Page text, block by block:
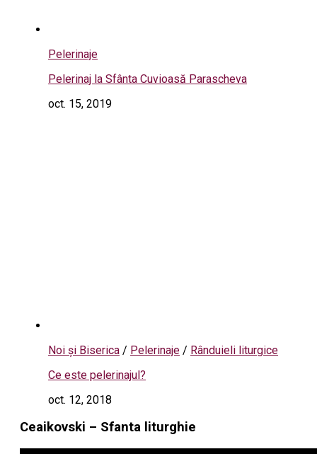
Pelerinaje
Pelerinaj la Sfânta Cuvioasă Parascheva
oct. 15, 2019
Noi și Biserica / Pelerinaje / Rânduieli liturgice
Ce este pelerinajul?
oct. 12, 2018
Ceaikovski – Sfanta liturghie